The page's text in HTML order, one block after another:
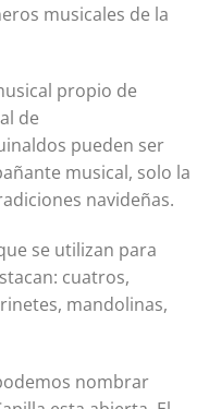
musicales de la
propio de
de
pueden ser
musical, solo la
navideñas.
se utilizan para
cuatros,
mandolinas,
nombrar